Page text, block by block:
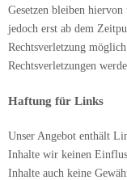
Gesetzen bleiben
jedoch erst ab dem
Rechtsverletzung
Rechtsverletzungen
Haftung für Links
Unser Angebot enthält
Inhalte wir keinen
Inhalte auch keine